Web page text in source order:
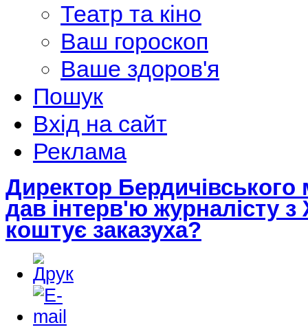
Театр та кіно
Ваш гороскоп
Ваше здоров'я
Пошук
Вхід на сайт
Реклама
Директор
дав інтерв'ю журналісту
коштує заказуха?